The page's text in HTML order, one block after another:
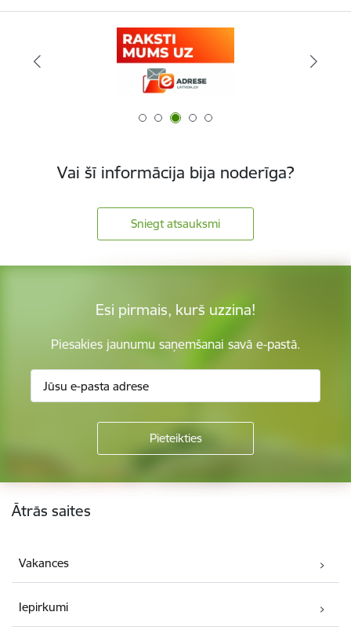
Vai šī informācija bija noderīga?
Sniegt atsauksmi
Esi pirmais, kurš uzzina!
Piesakies jaunumu saņemšanai savā e-pastā.
Kājene
Ātrās saites
Vakances
Iepirkumi